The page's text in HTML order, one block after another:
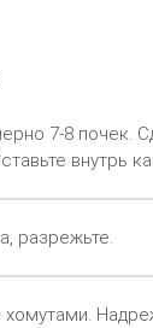
7-8 почек.
внутрь
разрежьте.